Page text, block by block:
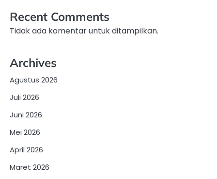
Recent Comments
Tidak ada komentar untuk ditampilkan.
Archives
Agustus 2026
Juli 2026
Juni 2026
Mei 2026
April 2026
Maret 2026